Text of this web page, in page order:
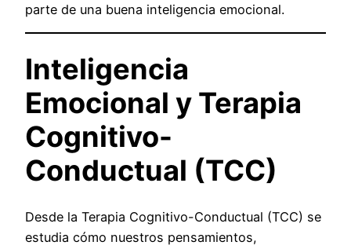
parte de una buena inteligencia emocional.
Inteligencia
Emocional y Terapia
Cognitivo-
Conductual (TCC)
Desde la Terapia Cognitivo-Conductual (TCC) se
estudia cómo nuestros pensamientos,